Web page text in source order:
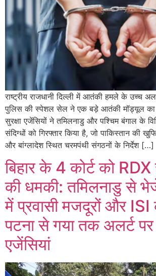
राष्ट्रीय राजधानी दिल्ली में आतंकी हमले के उच्च
पुलिस की स्पेशल सेल ने एक बड़े आतंकी मॉड्यूल का
सुरक्षा एजेंसियों ने तमिलनाडु और पश्चिम बंगाल के
संदिग्धों को गिरफ्तार किया है, जो पाकिस्तान की
और बांग्लादेश स्थित चरमपंथी संगठनों के निर्देश […]
बिहार के 4 कोर्ट को
की धमकी: तमिलनाडु से
में प्रवासी मजदूरों और
पटना से गया तक अलर्ट पर
एजेंसियां